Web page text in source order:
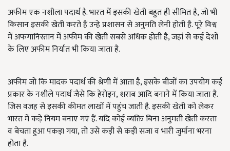
अफीम एक नशीला पदार्थ है. भारत में इसकी खेती बहुत ही सीमित है, जो भी
किसान इसकी खेती करते हैं उन्हे प्रशासन से अनुमति लेनी होती है. पूरे विश्व
में अफगानिस्तान में अफीम की खेती सबसे अधिक होती है, जहां से कई देशों
के लिए अफीम निर्यात भी किया जाता है.
अफीम जो कि मादक पदार्थ की श्रेणी में आता है, इसके बीजों का उपयोग कई
प्रकार के नशीले पदार्थ जैसे कि हेरोइन, शराब आदि बनाने में किया जाता है.
जिस वजह से इसकी कीमत लाखों में पहुंच जाती है. इसकी खेती को लेकर
भारत में कड़े नियम बनाए गएं हैं. यदि कोई व्यक्ति बिना अनुमती खेती करता
व बेचता हुआ पकड़ा गया, तो उसे कड़ी से कड़ी सजा व भारी जुर्माना भरना
होता है.